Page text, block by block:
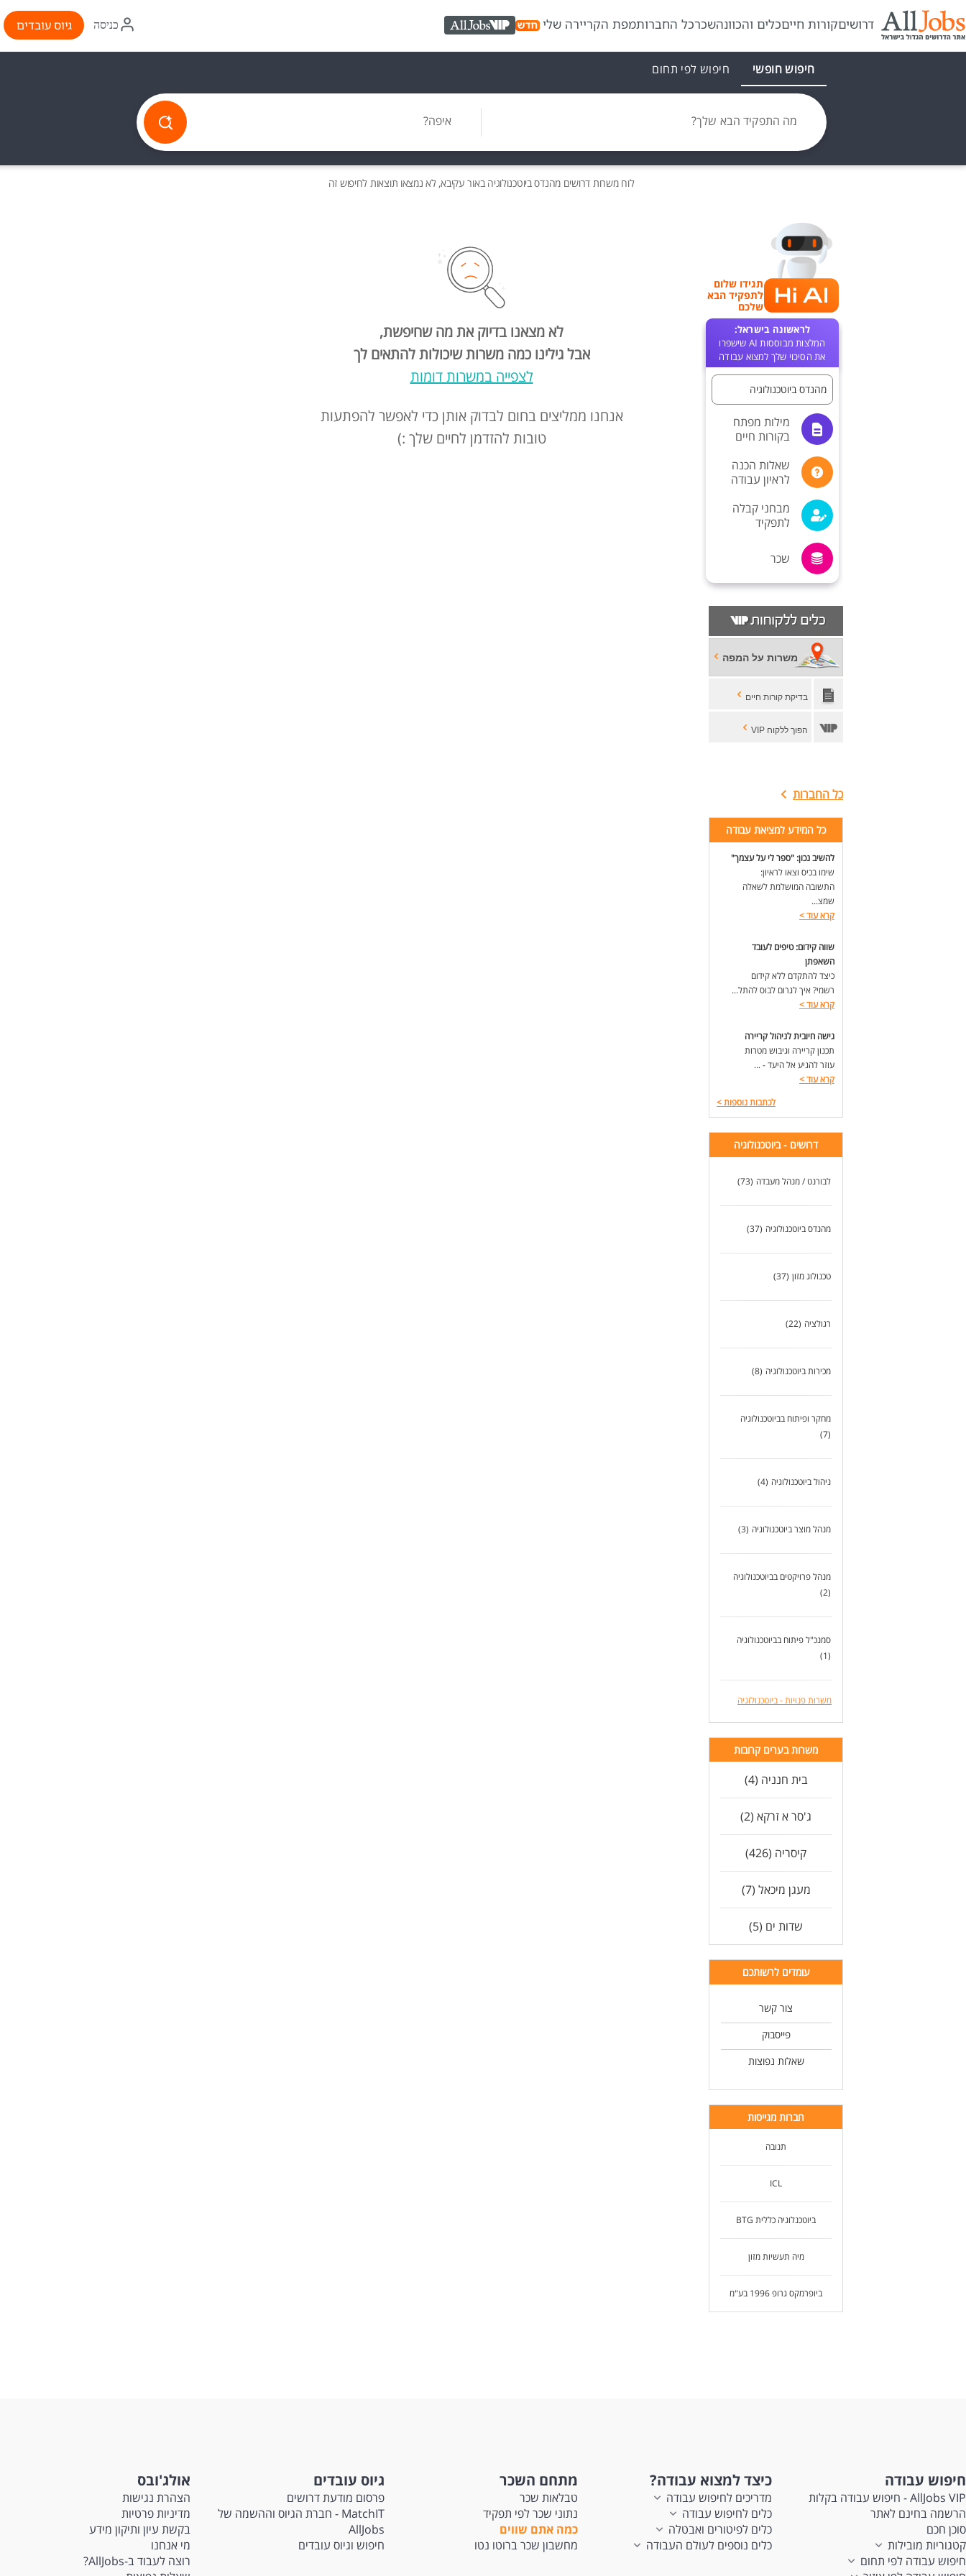
דרושיםקורות חייםכלים והכוונהשכרכל החברותמפת הקריירה שלי AllJobs VIP
איקון
התחברות
כניסה גיוס עובדים
חיפוש חופשי חיפוש לפי תחום
מה התפקיד הבא שלך? איפה?
לוח משרות דרושים מהנדס ביוטכנולוגיה באור עקיבא, לא נמצאו תוצאות לחיפוש זה
תגידו שלום
לתפקיד הבא
שלכם
לראשונה בישראל:
המלצות מבוססות AI שישפרו
את הסיכוי שלך למצוא עבודה
מהנדס ביוטכנולוגיה
מילות מפתח
בקורות חיים
שאלות הכנה
לראיון עבודה
מבחני קבלה
לתפקיד
שכר
משרות על המפה
בדיקת קורות חיים
הפוך ללקוח VIP
כל החברות
כל המידע למציאת עבודה
להשיב נכון: "ספר לי על עצמך"
שימו בכיס וצאו לראיון:
התשובה המושלמת לשאלה
שמצ...
קרא עוד>
שווה קידום: טיפים לעובד
השאפתן
כיצד להתקדם ללא קידום
רשמי? איך לגרום לבוס להתל...
קרא עוד>
גישה חיובית לניהול קריירה
תכנון קריירה וגיבוש מטרות
עוזר להגיע אל היעד - ...
קרא עוד>
לכתבות נוספות>
דרושים - ביוטכנולוגיה
לבורנט / מנהל מעבדה (73)
מהנדס ביוטכנולוגיה (37)
טכנולוג מזון (37)
רגולציה (22)
מכירות ביוטכנולוגיה (8)
מחקר ופיתוח בביוטכנולוגיה
(7)
ניהול ביוטכנולוגיה (4)
מנהל מוצר ביוטכנולוגיה (3)
מנהל פרויקטים בביוטכנולוגיה
(2)
סמנכ"ל פיתוח בביוטכנולוגיה
(1)
משרות פנויות - ביוטכנולוגיה
משרות בערים קרובות
בית חנניה (4)
ג'סר א זרקא (2)
קיסריה (426)
מעגן מיכאל (7)
שדות ים (5)
עומדים לרשותכם
צור קשר
פייסבוק
שאלות נפוצות
חברות מגייסות
תנובה
ICL
ביוטכנלוגיה כללית BTG
מיה תעשיות מזון
ביופרמקס גרופ 1996 בע"מ
לא מצאנו בדיוק את מה שחיפשת,
אבל גילינו כמה משרות שיכולות להתאים לך
לצפייה במשרות דומות
אנחנו ממליצים בחום לבדוק אותן כדי לאפשר להפתעות
טובות להזדמן לחיים שלך :)
חיפוש עבודה
AllJobs VIP - חיפוש עבודה בקלות
הרשמה בחינם לאתר
סוכן חכם
קטגוריות מובילות
חיפוש עבודה לפי תחום
כיצד למצוא עבודה?
מדריכים לחיפוש עבודה
כלים לחיפוש עבודה
כלים לפיטורים ואבטלה
כלים נוספים לעולם העבודה
מתחם השכר
טבלאות שכר
נתוני שכר לפי תפקיד
כמה אתם שווים
מחשבון שכר ברוטו נטו
גיוס עובדים
פרסום מודעת דרושים
MatchIT - חברת הגיוס וההשמה של
AllJobs
חיפוש וגיוס עובדים
אולג'ובס
הצהרת נגישות
מדיניות פרטיות
בקשת עיון ותיקון מידע
מי אנחנו
רוצה לעבוד ב-AllJobs?